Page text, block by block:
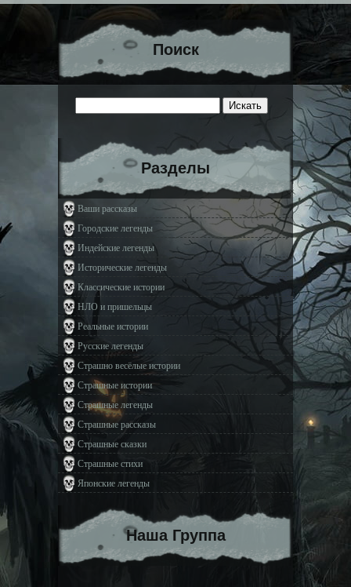
Поиск
Разделы
Ваши рассказы
Городские легенды
Индейские легенды
Исторические легенды
Классические истории
НЛО и пришельцы
Реальные истории
Русские легенды
Страшно весёлые истории
Страшные истории
Страшные легенды
Страшные рассказы
Страшные сказки
Страшные стихи
Японские легенды
Наша Группа